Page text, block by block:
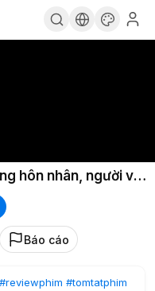
hôn nhân, người vợ
Báo cáo
#reviewphim #tomtatphim